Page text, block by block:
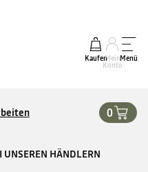
KaufenMein
Konto
Menü
0
HÄNDLERN